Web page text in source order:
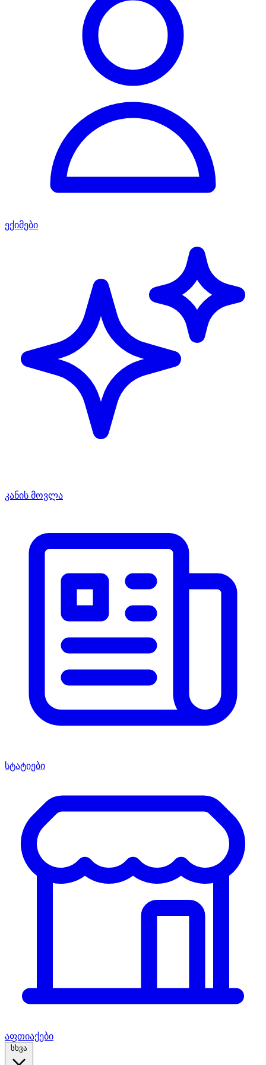
ექიმები
კანის მოვლა
სტატიები
აფთიაქები
სხვა